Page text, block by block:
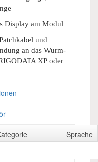
Display am Modul
und
an das Wurm-
XP oder
Sprache